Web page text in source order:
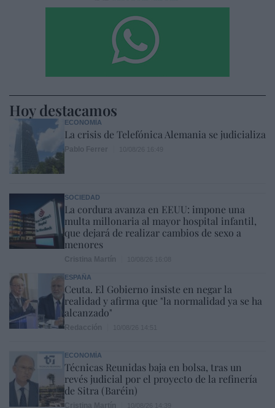
Hoy destacamos
ECONOMÍA
La crisis de Telefónica Alemania se judicializa
SOCIEDAD
La cordura avanza en EEUU: impone una
multa millonaria al mayor hospital infantil,
que dejará de realizar cambios de sexo a
menores
ESPAÑA
Ceuta. El Gobierno insiste en negar la
realidad y afirma que "la normalidad ya se ha
alcanzado"
ECONOMÍA
Técnicas Reunidas baja en bolsa, tras un
revés judicial por el proyecto de la refinería
de Sitra (Baréin)